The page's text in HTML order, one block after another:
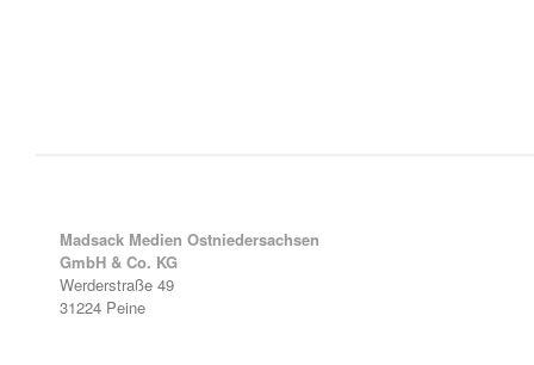
Madsack Medien Ostniedersachsen
GmbH & Co. KG
Werderstraße 49
31224 Peine